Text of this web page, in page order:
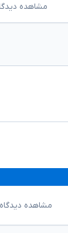
مشاهده
مشاهده